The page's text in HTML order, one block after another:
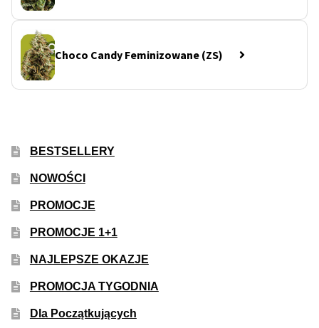
Choco Candy Feminizowane (ZS)
BESTSELLERY
NOWOŚCI
PROMOCJE
PROMOCJE 1+1
NAJLEPSZE OKAZJE
PROMOCJA TYGODNIA
Dla Początkujących